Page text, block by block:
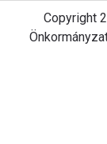
Copyright